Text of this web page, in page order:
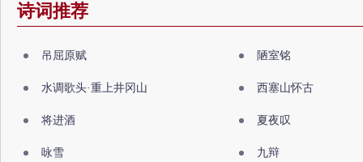
诗词推荐
吊屈原赋 陋室铭
水调歌头·重上井冈山 西塞山怀古
将进酒 夏夜叹
咏雪 九辩